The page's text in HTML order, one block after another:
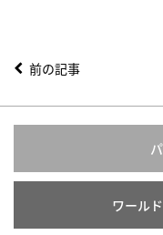
前の記事
ワール